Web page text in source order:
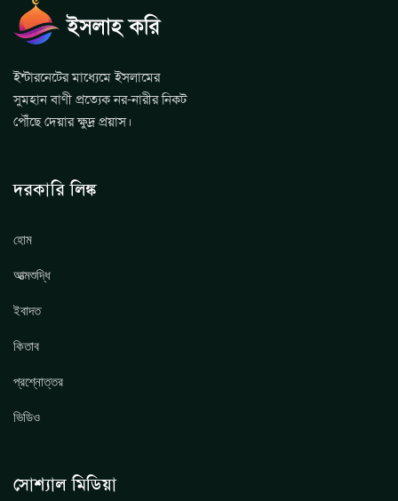
ইন্টারনেটের মাধ্যেমে ইসলামের
সুমহান বাণী প্রত্যেক নর-নারীর নিকট
পৌঁছে দেয়ার ক্ষুদ্র প্রয়াস।
দরকারি লিঙ্ক
হোম
আত্মশুদ্ধি
ইবাদত
কিতাব
প্রশ্নোত্তর
ভিডিও
সোশ্যাল মিডিয়া